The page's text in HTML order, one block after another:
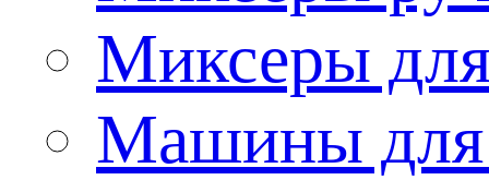
Миксеры
Машины для